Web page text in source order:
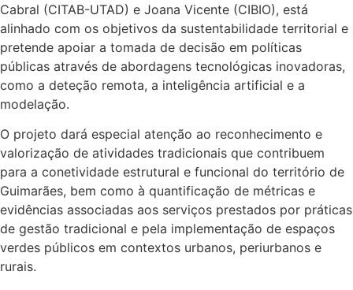
Cabral (CITAB-UTAD) e Joana Vicente (CIBIO), está
alinhado com os objetivos da sustentabilidade territorial e
pretende apoiar a tomada de decisão em políticas
públicas através de abordagens tecnológicas inovadoras,
como a deteção remota, a inteligência artificial e a
modelação.
O projeto dará especial atenção ao reconhecimento e
valorização de atividades tradicionais que contribuem
para a conetividade estrutural e funcional do território de
Guimarães, bem como à quantificação de métricas e
evidências associadas aos serviços prestados por práticas
de gestão tradicional e pela implementação de espaços
verdes públicos em contextos urbanos, periurbanos e
rurais.